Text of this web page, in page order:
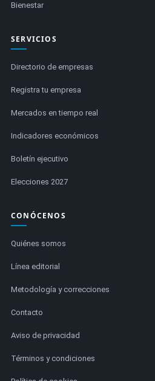
Bienestar
SERVICIOS
Directorio de empresas
Registra tu empresa
Mercados en tiempo real
Indicadores económicos
Boletín ejecutivo
Elecciones 2027
CONÓCENOS
Quiénes somos
Línea editorial
Metodología y correcciones
Contacto
Aviso de privacidad
Términos y condiciones